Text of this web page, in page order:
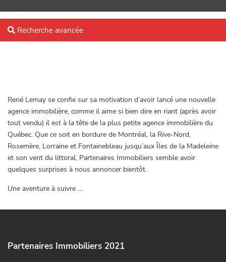
Recherche avancée
René Lemay se confie sur sa motivation d’avoir lancé une nouvelle
agence immobilière, comme il aime si bien dire en riant (après avoir
tout vendu) il est à la tête de la plus petite agence immobilière du
Québec. Que ce soit en bordure de Montréal, la Rive-Nord,
Rosemère, Lorraine et Fontainebleau jusqu’aux Îles de la Madeleine
et son vent du littoral, Partenaires Immobiliers semble avoir
quelques surprises à nous annoncer bientôt.
Une aventure à suivre …
Partenaires Immobiliers 2021